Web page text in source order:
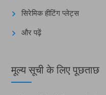
सिरेमिक हीटिंग प्लेट्स
और पढ़ें
मूल्य सूची के लिए पूछताछ